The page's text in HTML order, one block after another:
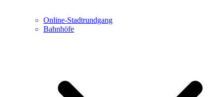
Online-Stadtrundgang
Bahnhöfe